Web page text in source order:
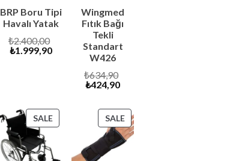
BRP Boru Tipi
Havalı Yatak
₺2.400,00
price
₺2.400,00.
₺1.999,90Current
₺1.999,90.
Wingmed
Fıtık Bağı
Tekli
Standart
W426
₺634,90
₺424,90Current
₺424,90.
SALEPRODUCT
ON
SALEPRODUCT
ON
SALE